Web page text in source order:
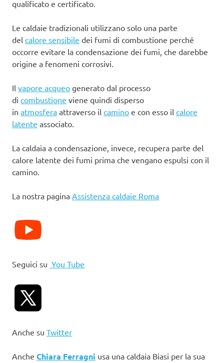
qualificato e certificato.
Le caldaie tradizionali utilizzano solo una parte
del calore sensibile dei fumi di combustione perché
occorre evitare la condensazione dei fumi, che darebbe
origine a fenomeni corrosivi.
Il vapore acqueo generato dal processo
di combustione viene quindi disperso
in atmosfera attraverso il camino e con esso il calore
latente associato.
La caldaia a condensazione, invece, recupera parte del
calore latente dei fumi prima che vengano espulsi con il
camino.
La nostra pagina Assistenza caldaie Roma
Seguici su You Tube
Anche su Twitter
Anche Chiara Ferragni usa una caldaia Biasi per la sua